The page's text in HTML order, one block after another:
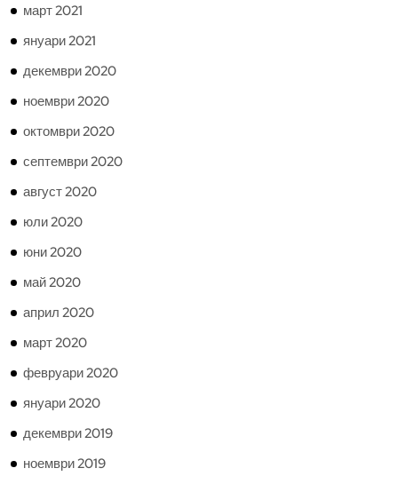
март 2021
януари 2021
декември 2020
ноември 2020
октомври 2020
септември 2020
август 2020
юли 2020
юни 2020
май 2020
април 2020
март 2020
февруари 2020
януари 2020
декември 2019
ноември 2019